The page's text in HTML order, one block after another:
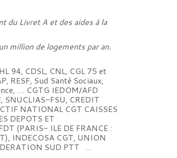
du Livret A et des aides à la
million de logements par an.
94, CDSL, CNL, CGL 75 et
RESF, Sud Santé Sociaux,
… CGTG IEDOM/AFD
SNUCLIAS-FSU, CREDIT
NATIONAL CGT CAISSES
DEPOTS ET
(PARIS- ILE DE FRANCE :
INDECOSA CGT, UNION
SUD PTT …